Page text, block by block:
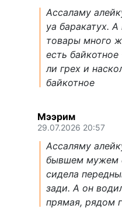
Ассаламу
уа баракатух.
товары много
есть байкотное
ли грех и
байкотное
Мээрим
29.07.2026 20:57
Ассаляму
бывшем мужем
сидела
зади. А он
прямая, рядом